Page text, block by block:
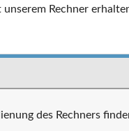
Rechner
des Rechners